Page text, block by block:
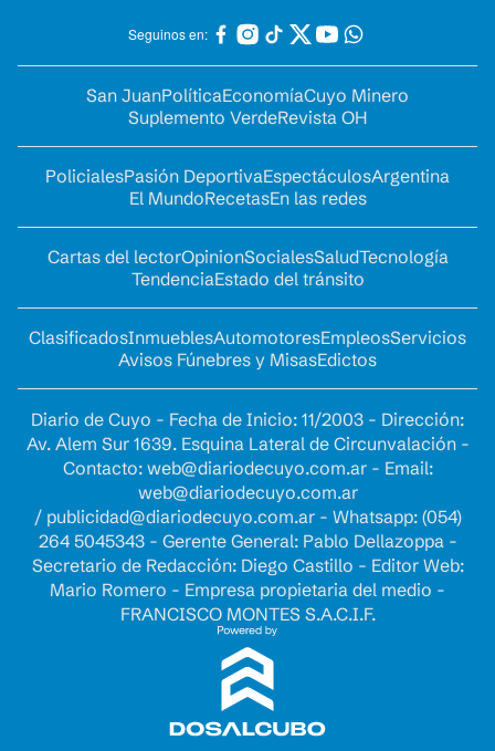
Seguinos en:
San JuanPolíticaEconomíaCuyo Minero
Suplemento VerdeRevista OH
PolicialesPasión DeportivaEspectáculosArgentina
El MundoRecetasEn las redes
Cartas del lectorOpinionSocialesSaludTecnología
TendenciaEstado del tránsito
ClasificadosInmueblesAutomotoresEmpleosServicios
Avisos Fúnebres y MisasEdictos
Diario de Cuyo - Fecha de Inicio: 11/2003 - Dirección:
Av. Alem Sur 1639. Esquina Lateral de Circunvalación -
Contacto: web@diariodecuyo.com.ar- Email:
web@diariodecuyo.com.ar
/ publicidad@diariodecuyo.com.ar- Whatsapp: (054)
264 5045343 - Gerente General: Pablo Dellazoppa -
Secretario de Redacción: Diego Castillo - Editor Web:
Mario Romero - Empresa propietaria del medio -
FRANCISCO MONTES S.A.C.I.F.